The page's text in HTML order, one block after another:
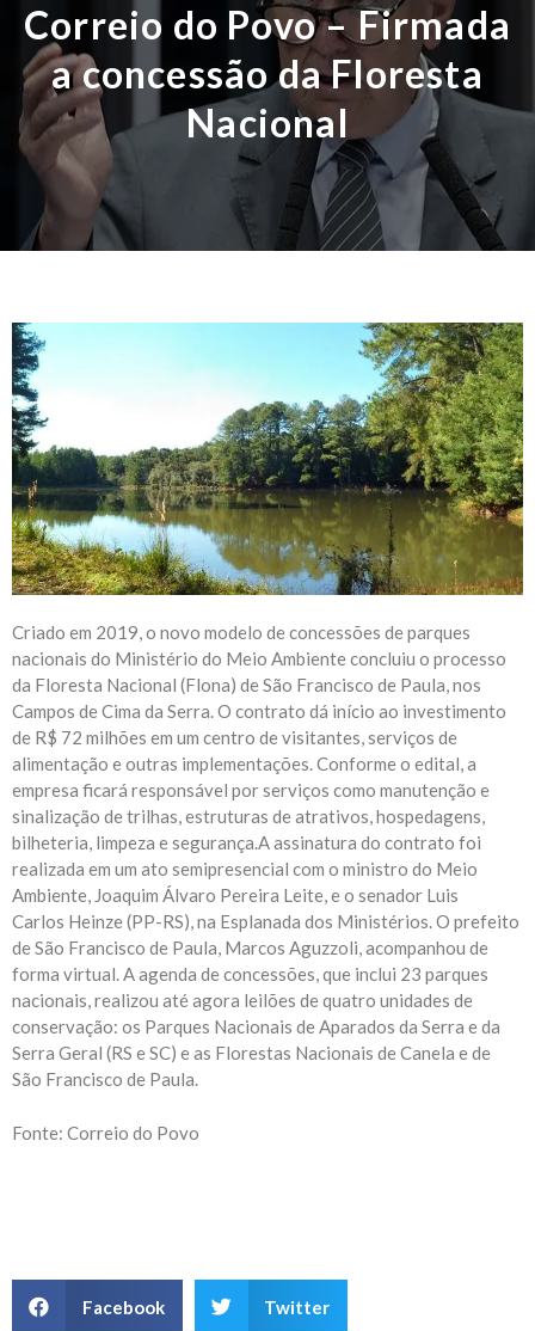
Correio do Povo – Firmada
a concessão da Floresta
Nacional
Criado em 2019, o novo modelo de concessões de parques
nacionais do Ministério do Meio Ambiente concluiu o processo
da Floresta Nacional (Flona) de São Francisco de Paula, nos
Campos de Cima da Serra. O contrato dá início ao investimento
de R$ 72 milhões em um centro de visitantes, serviços de
alimentação e outras implementações. Conforme o edital, a
empresa ficará responsável por serviços como manutenção e
sinalização de trilhas, estruturas de atrativos, hospedagens,
bilheteria, limpeza e segurança.A assinatura do contrato foi
realizada em um ato semipresencial com o ministro do Meio
Ambiente, Joaquim Álvaro Pereira Leite, e o senador Luis
Carlos Heinze (PP-RS), na Esplanada dos Ministérios. O prefeito
de São Francisco de Paula, Marcos Aguzzoli, acompanhou de
forma virtual. A agenda de concessões, que inclui 23 parques
nacionais, realizou até agora leilões de quatro unidades de
conservação: os Parques Nacionais de Aparados da Serra e da
Serra Geral (RS e SC) e as Florestas Nacionais de Canela e de
São Francisco de Paula.
Fonte: Correio do Povo
Facebook Twitter